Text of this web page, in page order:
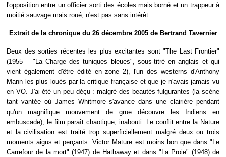
l'opposition entre un officier sorti des écoles mais borné et un trappeur à
moitié sauvage mais roué, n'est pas sans intérêt.
Extrait de la chronique du 26 décembre 2005 de Bertrand Tavernier
Deux des sorties récentes les plus excitantes sont "The Last Frontier"
(1955 – "La Charge des tuniques bleues", sous-titré en anglais et qui
vient également d'être édité en zone 2), l'un des westerns d'Anthony
Mann les plus loués par la critique française et que je n'avais jamais vu
en VO. J'ai été un peu déçu : malgré des beautés fulgurantes (la scène
tant vantée où James Whitmore s'avance dans une clairière pendant
qu'un magnifique mouvement de grue découvre les Indiens en
embuscade), le film paraît chaotique, inabouti. Le conflit entre la Nature
et la civilisation est traité trop superficiellement malgré deux ou trois
moments aigus et perçants. Victor Mature est moins bon que dans " Le
Carrefour de la mort" (1947) de Hathaway et dans " La Proie" (1948) de